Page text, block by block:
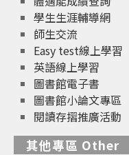
學生生涯輔導網
師生交流
Easy test線上學習
英語線上學習
圖書館電子書
圖書館小論文專區
閱讀存摺推廣活動
其他專區 Other